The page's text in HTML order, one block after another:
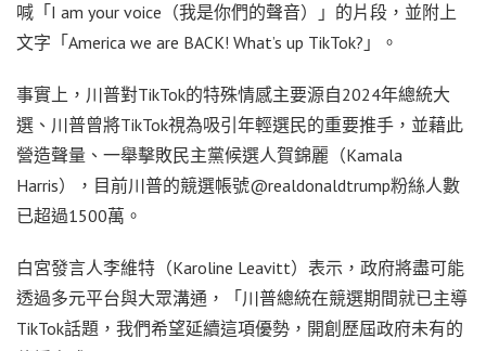
喊「I am your voice（我是你們的聲音）」的片段，並附上
文字「America we are BACK! What’s up TikTok?」。
事實上，川普對TikTok的特殊情感主要源自2024年總統大
選、川普曾將TikTok視為吸引年輕選民的重要推手，並藉此
營造聲量、一舉擊敗民主黨候選人賀錦麗（Kamala
Harris），目前川普的競選帳號@realdonaldtrump粉絲人數
已超過1500萬。
白宮發言人李維特（Karoline Leavitt）表示，政府將盡可能
透過多元平台與大眾溝通，「川普總統在競選期間就已主導
TikTok話題，我們希望延續這項優勢，開創歷屆政府未有的